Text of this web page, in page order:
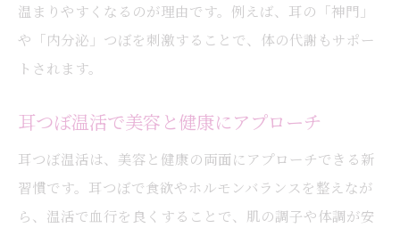
温まりやすくなるのが理由です。例えば、耳の「神門」
や「内分泌」つぼを刺激することで、体の代謝もサポー
トされます。
耳つぼ温活で美容と健康にアプローチ
耳つぼ温活は、美容と健康の両面にアプローチできる新
習慣です。耳つぼで食欲やホルモンバランスを整えなが
ら、温活で血行を良くすることで、肌の調子や体調が安